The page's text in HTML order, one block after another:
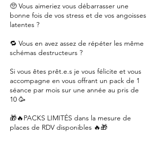
🥺 Vous aimeriez vous débarrasser une
bonne fois de vos stress et de vos angoisses
latentes ?
🔁 Vous en avez assez de répéter les même
schémas destructeurs ?
Si vous êtes prêt.e.s je vous félicite et vous
accompagne en vous offrant un pack de 1
séance par mois sur une année au pris de
10 🥳
🎁🔥PACKS LIMITÉS dans la mesure de
places de RDV disponibles 🔥🎁